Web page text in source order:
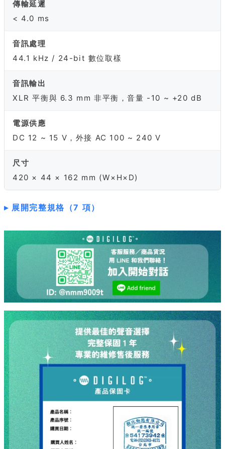
傳輸延遲
< 4.0 ms
音訊處理
44.1 kHz / 24-bit 數位取樣
音訊輸出
XLR 平衡與 6.3 mm 非平衡，音量 -10 ~ +20 dB
電源供應
DC 12 ~ 15 V，外接 AC 100 ~ 240 V
尺寸
420 × 44 × 162 mm (W×H×D)
展開完整規格（7 項）